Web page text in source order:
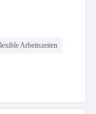
Arbeitszeiten